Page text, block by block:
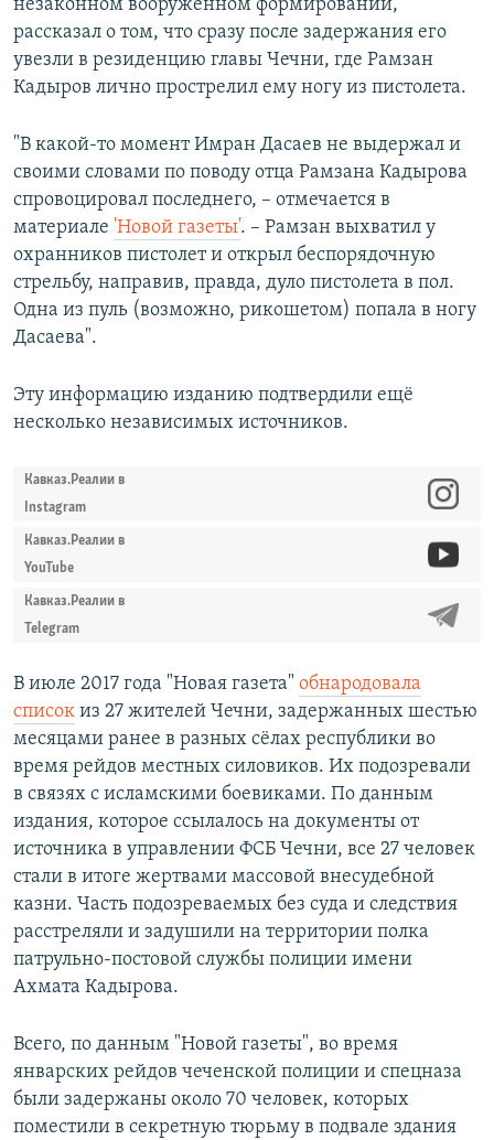
незаконном вооружённом формировании,
рассказал о том, что сразу после задержания его
увезли в резиденцию главы Чечни, где Рамзан
Кадыров лично прострелил ему ногу из пистолета.
"В какой-то момент Имран Дасаев не выдержал и
своими словами по поводу отца Рамзана Кадырова
спровоцировал последнего, – отмечается в
материале 'Новой газеты'. – Рамзан выхватил у
охранников пистолет и открыл беспорядочную
стрельбу, направив, правда, дуло пистолета в пол.
Одна из пуль (возможно, рикошетом) попала в ногу
Дасаева".
Эту информацию изданию подтвердили ещё
несколько независимых источников.
Кавказ.Реалии в
Instagram
Кавказ.Реалии в
YouTube
Кавказ.Реалии в
Telegram
В июле 2017 года "Новая газета" обнародовала
список из 27 жителей Чечни, задержанных шестью
месяцами ранее в разных сёлах республики во
время рейдов местных силовиков. Их подозревали
в связях с исламскими боевиками. По данным
издания, которое ссылалось на документы от
источника в управлении ФСБ Чечни, все 27 человек
стали в итоге жертвами массовой внесудебной
казни. Часть подозреваемых без суда и следствия
расстреляли и задушили на территории полка
патрульно-постовой службы полиции имени
Ахмата Кадырова.
Всего, по данным "Новой газеты", во время
январских рейдов чеченской полиции и спецназа
были задержаны около 70 человек, которых
поместили в секретную тюрьму в подвале здания